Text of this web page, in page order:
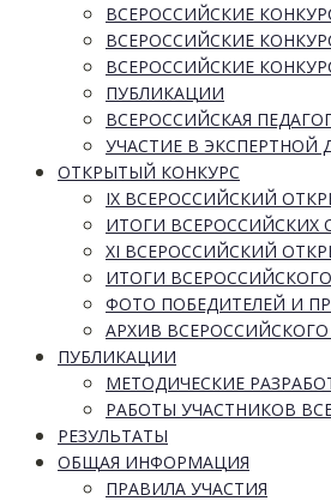
ВСЕРОССИЙСКИЕ
ВСЕРОССИЙСКИЕ
ВСЕРОССИЙСКИЕ
ПУБЛИКАЦИИ
ВСЕРОССИЙСКАЯ
УЧАСТИЕ В ЭКСПЕРТНОЙ
ОТКРЫТЫЙ КОНКУРС
IX ВСЕРОССИЙСКИЙ
ИТОГИ ВСЕРОССИЙСКИХ
XI ВСЕРОССИЙСКИЙ
ИТОГИ
ФОТО ПОБЕДИТЕЛЕЙ И
АРХИВ
ПУБЛИКАЦИИ
МЕТОДИЧЕСКИЕ
РАБОТЫ УЧАСТНИКОВ
РЕЗУЛЬТАТЫ
ОБЩАЯ ИНФОРМАЦИЯ
ПРАВИЛА УЧАСТИЯ